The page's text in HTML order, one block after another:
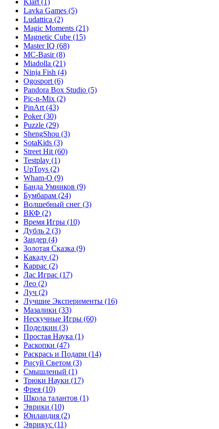
Klart (1)
Lavka Games (5)
Ludattica (2)
Magic Moments (21)
Magnetic Cube (15)
Master IQ (68)
MC-Basir(8)
Miadolla (21)
Ninja Fish (4)
Ogosport (6)
Pandora Box Studio (5)
Pic-n-Mix (2)
PinArt (43)
Poker(30)
Puzzle (29)
ShengShou (3)
SotaKids (3)
Street Hit (60)
Testplay (1)
UpToys (2)
Wham-O (9)
Банда Умников (9)
Бумбарам (24)
Волшебный снег (3)
ВКФ (2)
Время Игры (10)
Дубль 2 (3)
Зандер (4)
Золотая Сказка (9)
Какаду (2)
Каррас (2)
Лас Играс (17)
Лео (2)
Луч (2)
Лучшие Эксперименты (16)
Мазалики (33)
Нескучные Игры (60)
Поделкин (3)
Простая Наука (1)
Раскопки (47)
Раскрась и Подари (14)
Рисуй Светом (3)
Смышленый (1)
Трюки Науки (17)
Фрея (10)
Школа талантов (1)
Эврики (10)
Юнландия (2)
Эврикус (11)